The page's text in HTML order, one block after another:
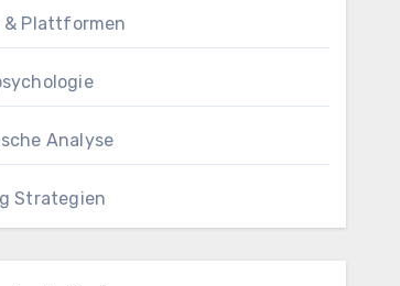
& Plattformen
Analyse
Strategien